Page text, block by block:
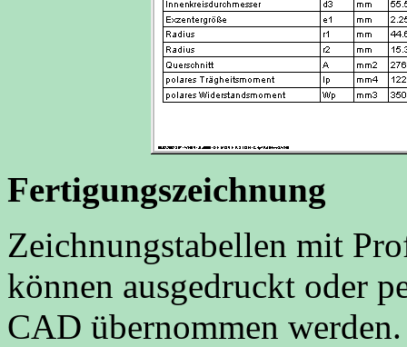
Fertigungszeichnung
Zeichnungstabellen mit
können ausgedruckt oder
CAD übernommen werden.